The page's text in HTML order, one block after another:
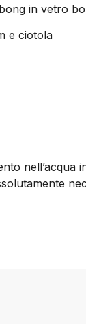
in vetro
e ciotola